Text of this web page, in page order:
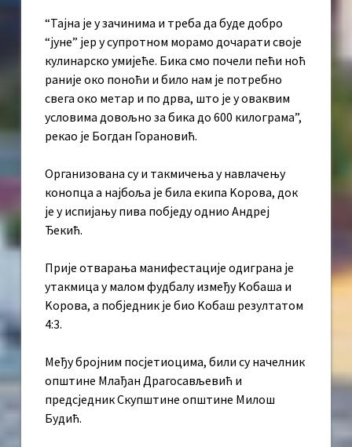
“Тајна је у зачинима и треба да буде добро
“јуне” јер у супротном морамо дочарати своје
кулинарско умијеће. Бика смо почели пећи ноћ
раније око поноћи и било нам је потребно
свега око метар и по дрва, што је у оваквим
условима довољно за бика до 600 килограма”,
рекао је Богдан Горановић.
Организована су и такмичења у навлачењу
конопца а најбоља је била екипа Kорова, док
је у испијању пива побједу однио Андреј
Ђекић.
Прије отварања манифестације одиграна је
утакмица у малом фудбалу између Kобаша и
Kорова, а побједник је био Kобаш резултатом
4:3.
Међу бројним посјетиоцима, били су начелник
општине Млађан Драгосављевић и
предсједник Скупштине општине Милош
Будић.